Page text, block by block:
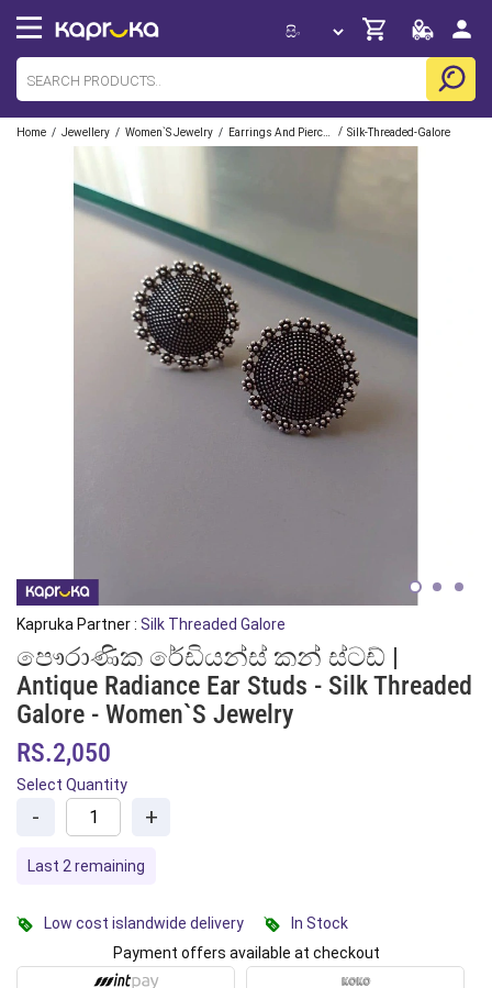
Home / Jewellery / Women`s Jewelry / / Silk-Threaded-Galore
Kapruka Partner : Silk Threaded Galore
පෞරාණික රේඩියන්ස් කන් ස්ටඩ් |
Antique Radiance Ear Studs - Silk Threaded
Galore - Women`s Jewelry
RS.2,050
Select Quantity
- +
Last 2 remaining
Low cost islandwide delivery
In Stock
Payment offers available at checkout